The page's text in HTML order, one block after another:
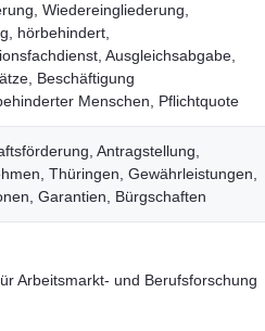
Wiedereingliederung,
hörbehindert,
Ausgleichsabgabe,
Beschäftigung
Menschen, Pflichtquote
Antragstellung,
Thüringen, Gewährleistungen,
Garantien, Bürgschaften
Arbeitsmarkt- und Berufsforschung